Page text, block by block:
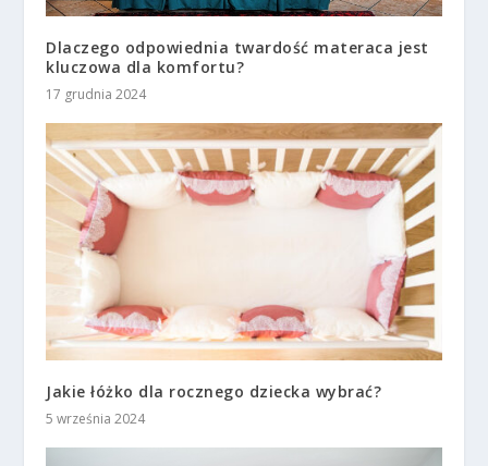
Dlaczego odpowiednia twardość materaca jest
kluczowa dla komfortu?
17 grudnia 2024
Jakie łóżko dla rocznego dziecka wybrać?
5 września 2024